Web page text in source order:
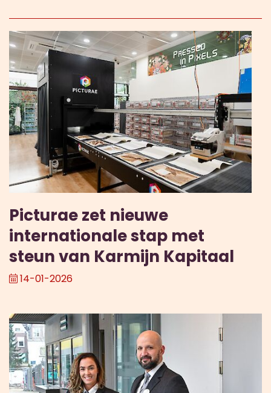
Picturae zet nieuwe
internationale stap met
steun van Karmijn Kapitaal
14-01-2026